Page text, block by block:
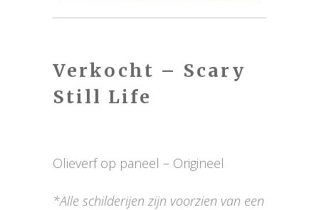
Verkocht – Scary
Still Life
Olieverf op paneel – Origineel
*Alle schilderijen zijn voorzien van een